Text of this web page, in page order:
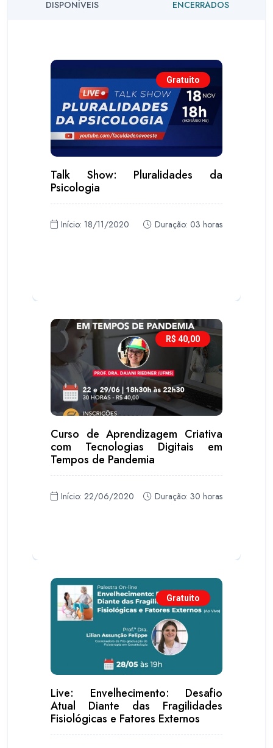
DISPONÍVEIS ENCERRADOS
Gratuito
Talk Show: Pluralidades da
Psicologia
Início: 18/11/2020 Duração: 03 horas
R$ 40,00
Curso de Aprendizagem Criativa
com Tecnologias Digitais em
Tempos de Pandemia
Início: 22/06/2020 Duração: 30 horas
Gratuito
Live: Envelhecimento: Desafio
Atual Diante das Fragilidades
Fisiológicas e Fatores Externos